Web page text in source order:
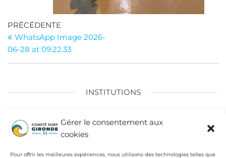
Gérer le consentement aux
cookies
Pour offrir les meilleures expériences, nous utilisons des technologies telles que
Navigation
de
l’article
Article
précédent
PRÉCÉDENTE
WhatsApp Image 2026-
06-28 at 09.22.33
INSTITUTIONS
Conseil Départemental de la Gironde